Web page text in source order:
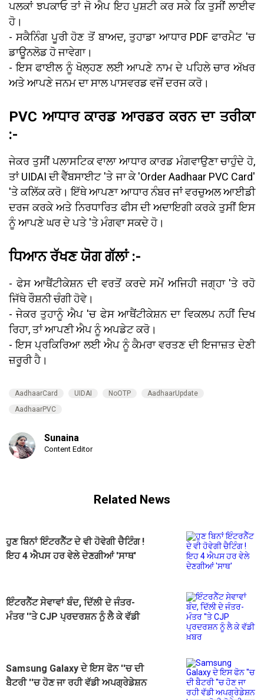
ਪਲਕਾਂ ਝਪਕਾਓ ਤਾਂ ਜੋ ਐਪ ਇਹ ਪੁਸ਼ਟੀ ਕਰ ਸਕੇ ਕਿ ਤੁਸੀਂ ਲਾਈਵ
ਹੋ।
- ਸਕੈਨਿੰਗ ਪੂਰੀ ਹੋਣ ਤੋਂ ਬਾਅਦ, ਤੁਹਾਡਾ ਆਧਾਰ PDF ਫਾਰਮੈਟ 'ਚ
ਡਾਊਨਲੋਡ ਹੋ ਜਾਵੇਗਾ।
- ਇਸ ਫਾਈਲ ਨੂੰ ਖੋਲ੍ਹਣ ਲਈ ਆਪਣੇ ਨਾਮ ਦੇ ਪਹਿਲੇ ਚਾਰ ਅੱਖਰ
ਅਤੇ ਆਪਣੇ ਜਨਮ ਦਾ ਸਾਲ ਪਾਸਵਰਡ ਵਜੋਂ ਦਰਜ ਕਰੋ।
PVC ਆਧਾਰ ਕਾਰਡ ਆਰਡਰ ਕਰਨ ਦਾ ਤਰੀਕਾ
:-
ਜੇਕਰ ਤੁਸੀਂ ਪਲਾਸਟਿਕ ਵਾਲਾ ਆਧਾਰ ਕਾਰਡ ਮੰਗਵਾਉਣਾ ਚਾਹੁੰਦੇ ਹੋ,
ਤਾਂ UIDAI ਦੀ ਵੈੱਬਸਾਈਟ 'ਤੇ ਜਾ ਕੇ 'Order Aadhaar PVC Card'
'ਤੇ ਕਲਿੱਕ ਕਰੋ। ਇੱਥੇ ਆਪਣਾ ਆਧਾਰ ਨੰਬਰ ਜਾਂ ਵਰਚੁਅਲ ਆਈਡੀ
ਦਰਜ ਕਰਕੇ ਅਤੇ ਨਿਰਧਾਰਿਤ ਫੀਸ ਦੀ ਅਦਾਇਗੀ ਕਰਕੇ ਤੁਸੀਂ ਇਸ
ਨੂੰ ਆਪਣੇ ਘਰ ਦੇ ਪਤੇ 'ਤੇ ਮੰਗਵਾ ਸਕਦੇ ਹੋ।
ਧਿਆਨ ਰੱਖਣ ਯੋਗ ਗੱਲਾਂ :-
- ਫੇਸ ਆਥੈਂਟੀਕੇਸ਼ਨ ਦੀ ਵਰਤੋਂ ਕਰਦੇ ਸਮੇਂ ਅਜਿਹੀ ਜਗ੍ਹਾ 'ਤੇ ਰਹੋ
ਜਿੱਥੇ ਰੌਸ਼ਨੀ ਚੰਗੀ ਹੋਵੇ।
- ਜੇਕਰ ਤੁਹਾਨੂੰ ਐਪ 'ਚ ਫੇਸ ਆਥੈਂਟੀਕੇਸ਼ਨ ਦਾ ਵਿਕਲਪ ਨਹੀਂ ਦਿਖ
ਰਿਹਾ, ਤਾਂ ਆਪਣੀ ਐਪ ਨੂੰ ਅਪਡੇਟ ਕਰੋ।
- ਇਸ ਪ੍ਰਕਿਰਿਆ ਲਈ ਐਪ ਨੂੰ ਕੈਮਰਾ ਵਰਤਣ ਦੀ ਇਜਾਜ਼ਤ ਦੇਣੀ
ਜ਼ਰੂਰੀ ਹੈ।
AadhaarCard UIDAI NoOTP
AadhaarUpdate
AadhaarPVC
Sunaina
Content Editor
Related News
ਹੁਣ ਬਿਨਾਂ ਇੰਟਰਨੈੱਟ ਦੇ ਵੀ ਹੋਵੇਗੀ ਚੈਟਿੰਗ !
ਇਹ 4 ਐਪਸ ਹਰ ਵੇਲੇ ਦੇਣਗੀਆਂ 'ਸਾਥ'
ਇੰਟਰਨੈੱਟ ਸੇਵਾਵਾਂ ਬੰਦ, ਦਿੱਲੀ ਦੇ ਜੰਤਰ-
ਮੰਤਰ ''ਤੇ CJP ਪ੍ਰਦਰਸ਼ਨ ਨੂੰ ਲੈ ਕੇ ਵੱਡੀ
Samsung Galaxy ਦੇ ਇਸ ਫੋਨ ''ਚ ਦੀ
ਬੈਟਰੀ ''ਚ ਹੋਣ ਜਾ ਰਹੀ ਵੱਡੀ ਅਪਗ੍ਰੇਡੇਸ਼ਨ